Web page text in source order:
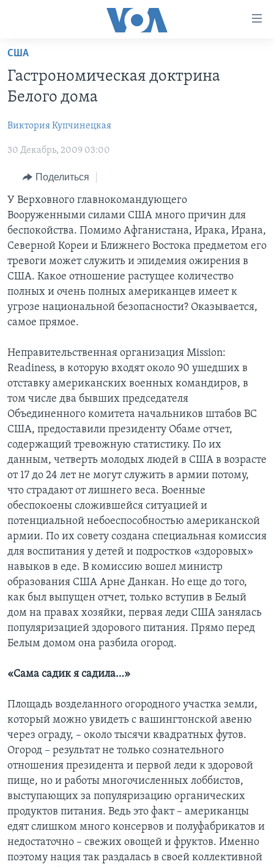
Перейти
основной
контент
навигации
Перейти
поиск
ПРОГРАММЫ
НОВОСТИ ЗА МИНУТУ
ИТОГИ
ПОЧЕМУ ЭТО ВАЖНО?
ДИСКУССИЯ VOA
ДЕТАЛИ
НЬЮ-ЙОРК NEW YORK
АМЕРИКА. БОЛЬШОЕ ПУТЕШЕСТВИЕ
УЧИМ АНГЛИЙСКИЙ
НАША АМЕРИКАНСКАЯ ИСТОРИЯ
А КАК В АМЕРИКЕ?
АРТЕФАКТЫ
АМЕРИКАНСКИЕ ГОРОДКИ
ТЕСТЫ
ЭКСПЕРТИЗА
ИНТЕРВЬЮ
ФАКТЫ ПРОТИВ ФЕЙКОВ
ЗА СВОБОДУ ПРЕССЫ
УЧИМ АНГЛИЙСКИЙ
ВИДЕО
ПОДПИСКА НА НОВОСТИ
Learning English
СОЦИАЛЬНЫЕ СЕТИ
Языки
США
Гастрономическая доктрина
Белого дома
Виктория Купчинецкая
30 Декабрь, 2009 03:00
Поделиться
У Верховного главнокомандующего
Вооруженными силами США много причин для
беспокойства. Помимо Афганистана, Ирака, Ирана,
Северной Кореи и Ближнего Востока предметом его
тревоги может служить и эпидемия ожирения в
США. Какое отношение растущее количество
полных и очень полных американцев имеет к
угрозе национальной безопасности? Оказывается,
самое прямое.
Неправительственная организация Mission:
Readiness, в которую входят около 90 ушедших в
отставку американских военных командиров, в
том числе два бывших председателя
Объединенного комитета начальников штабов ВС
США, предоставили президенту Обаме отчет,
содержащий тревожную статистику. По их
данным, четверть молодых людей в США в возрасте
от 17 до 24 лет не могут служить в армии потому,
что страдают от лишнего веса. Военные
обеспокоены сложившейся ситуацией и
потенциальной небоеспособностью американской
армии. По их совету создана специальная комиссия
для воспитания у детей и подростков «здоровых»
навыков в еде. В комиссию вошел министр
образования США Арне Данкан. Но еще до того,
как был выпущен отчет, только вступив в Белый
дом на правах хозяйки, первая леди США занялась
популяризацией здорового питания. Прямо перед
Белым домом она разбила огород.
«Сама садик я садила…»
Площадь возделанного огородного участка земли,
который можно увидеть с вашингтонской авеню
через ограду, – около тысячи квадратных футов.
Огород – результат не только сознательного
отношения президента и первой леди к здоровой
пище, но и работы многочисленных лоббистов,
выступающих за популяризацию органических
продуктов питания. Ведь это факт – американцы
едят слишком много консервов и полуфабрикатов и
недостаточно – свежих овощей и фруктов. Именно
поэтому нация так раздалась в своей коллективной